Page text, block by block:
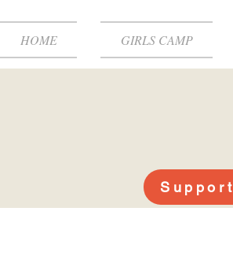
HOME GIRLS CAMP
Support